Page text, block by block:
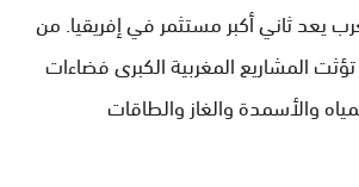
يعد ثاني أكبر مستثمر في إفريقيا. من
المشاريع المغربية الكبرى فضاءات
والأسمدة والغاز والطاقات